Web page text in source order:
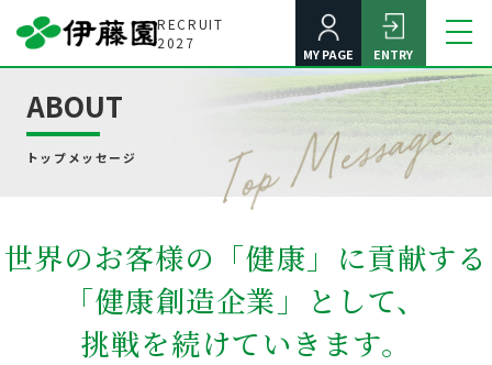
RECRUIT
2027
MY PAGE ENTRY
ABOUT
新卒採用2027
ENTRY
ABOUT
トップメッセージ
世界のお客様の「健康」に貢献する
「健康創造企業」として、
挑戦を続けていきます。